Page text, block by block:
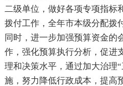
二级单位，做好各项专项指标
拨付工作，全年市本级分配拨
同时，进一步加强预算资金的
作，强化预算执行分析，促进
理和决策水平，通过加大治理
施，努力降低行政成本，提高